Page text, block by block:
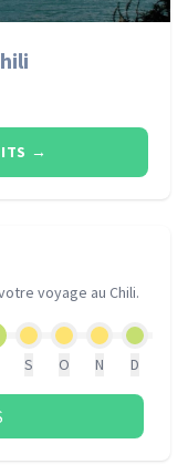
→
voyage au Chili.
S O N D